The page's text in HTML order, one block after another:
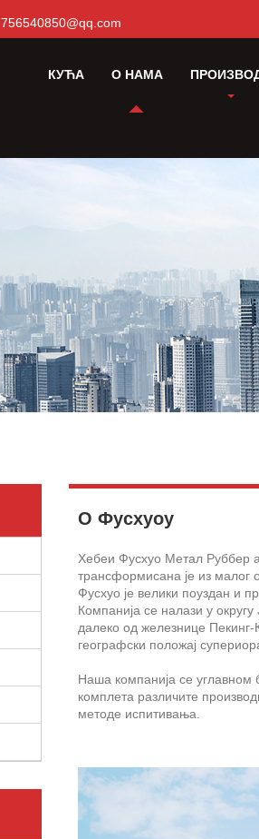
756540850@qq.com
КУЋА О НАМА
О Фусхуоу
Хебеи Фусхуо Метал Руббер
трансформисана је из малог
Фусхуо је велики поуздан и
Компанија се налази у
далеко од железнице Пекинг-
географски положај
Наша компанија се
комплета различите
методе испитивања.